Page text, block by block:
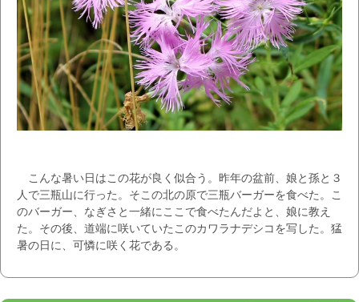
こんな暑い日はこの花が良く似合う。昨年の盆前、娘と孫と３
人で三瓶山に行った。そこの北の原で三瓶バーガーを食べた。こ
のバーガー、なぎさと一緒にここで食べたんだよと、娘に教え
た。その後、道端に咲いていたこのカワラナデシコを写した。猛
暑の日に、可憐に咲く花である。